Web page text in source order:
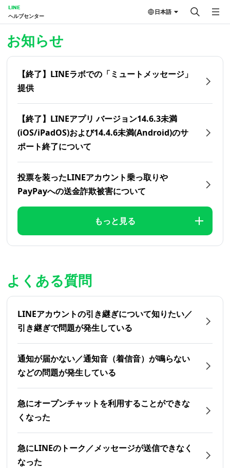
LINE
ヘルプセンター
日本語
お知らせ
【終了】LINEラボでの「ミュートメッセージ」
提供
【終了】LINEアプリ バージョン14.6.3未満
(iOS/iPadOS)および14.4.6未満(Android)のサ
ポート終了について
投票を装ったLINEアカウント乗っ取りや
PayPayへの送金詐欺被害について
もっと見る
よくある質問
LINEアカウントの引き継ぎについて知りたい／
引き継ぎで問題が発生している
通知が届かない／通知音（着信音）が鳴らない
などの問題が発生している
急にオープンチャットを利用することができな
くなった
急にLINEのトーク／メッセージが送信できなく
なった